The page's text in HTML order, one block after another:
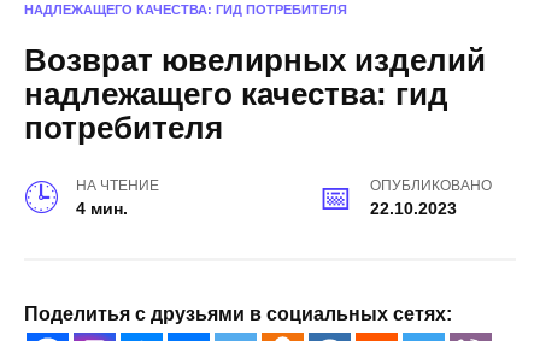
НАДЛЕЖАЩЕГО КАЧЕСТВА: ГИД ПОТРЕБИТЕЛЯ
Возврат ювелирных изделий
надлежащего качества: гид
потребителя
НА ЧТЕНИЕ
4 мин.
ОПУБЛИКОВАНО
22.10.2023
Поделитья с друзьями в социальных сетях: